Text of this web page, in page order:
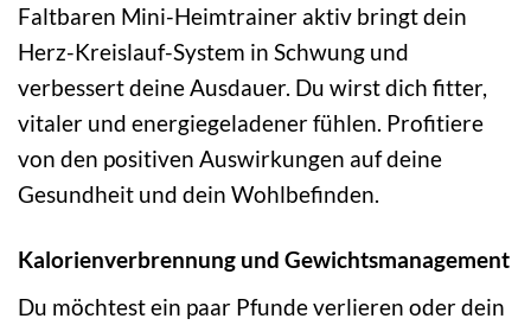
Faltbaren Mini-Heimtrainer aktiv bringt dein
Herz-Kreislauf-System in Schwung und
verbessert deine Ausdauer. Du wirst dich fitter,
vitaler und energiegeladener fühlen. Profitiere
von den positiven Auswirkungen auf deine
Gesundheit und dein Wohlbefinden.
Kalorienverbrennung und Gewichtsmanagement
Du möchtest ein paar Pfunde verlieren oder dein